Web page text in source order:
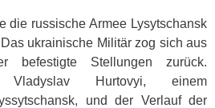
die russische Armee Lysytschansk
ukrainische Militär zog sich aus
befestigte Stellungen zurück.
Vladyslav Hurtovyi, einem
und der Verlauf der